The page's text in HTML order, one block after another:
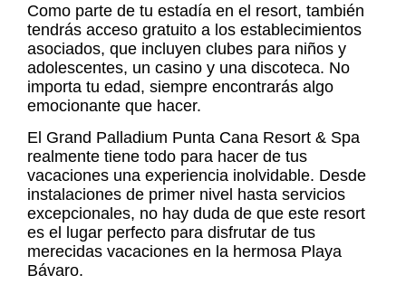
Como parte de tu estadía en el resort, también
tendrás acceso gratuito a los establecimientos
asociados, que incluyen clubes para niños y
adolescentes, un casino y una discoteca. No
importa tu edad, siempre encontrarás algo
emocionante que hacer.
El Grand Palladium Punta Cana Resort & Spa
realmente tiene todo para hacer de tus
vacaciones una experiencia inolvidable. Desde
instalaciones de primer nivel hasta servicios
excepcionales, no hay duda de que este resort
es el lugar perfecto para disfrutar de tus
merecidas vacaciones en la hermosa Playa
Bávaro.